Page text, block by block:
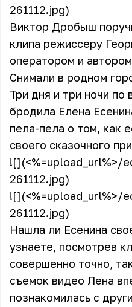
261112.jpg)
Виктор Дробыш
клипа режиссеру
оператором и
Снимали в родном
Три дня и три ночи по
бродила Елена
пела-пела о том, как
своего сказочного
![](<%=upload_url%>/
261112.jpg)
![](<%=upload_url%>/
261112.jpg)
Нашла ли Есенина
узнаете, посмотрев
совершенно точно,
съемок видео Лена
познакомилась с